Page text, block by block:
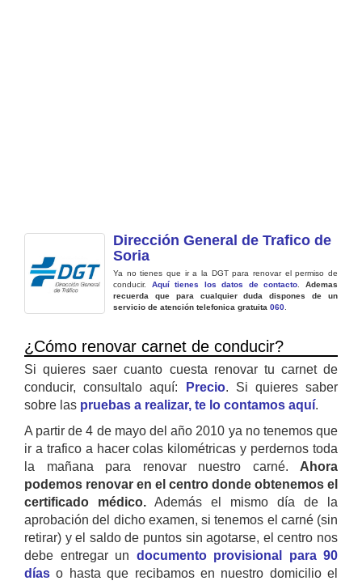
Dirección General de Trafico de
Soria
Ya no tienes que ir a la DGT para renovar el permiso de
conducir. Aquí tienes los datos de contacto .Ademas
recuerda que para cualquier duda dispones de un
servicio de atención telefonica gratuita 060
¿Cómo renovar carnet de conducir?
Si quieres saer cuanto cuesta renovar tu carnet de
conducir, consultalo aquí:
Precio. Si quieres saber
sobre las pruebas a realizar, te lo contamos aquí.
A partir de 4 de mayo del año 2010 ya no tenemos que
ir a trafico a hacer colas kilométricas y perdernos toda
la mañana para renovar nuestro carné. Ahora
podemos renovar en el centro donde obtenemos el
certificado médico. Además el mismo día de la
aprobación del dicho examen, si tenemos el carné (sin
retirar) y el saldo de puntos sin agotarse, el centro nos
debe entregar un documento provisional para 90
días o hasta que recibamos en nuestro domicilio el